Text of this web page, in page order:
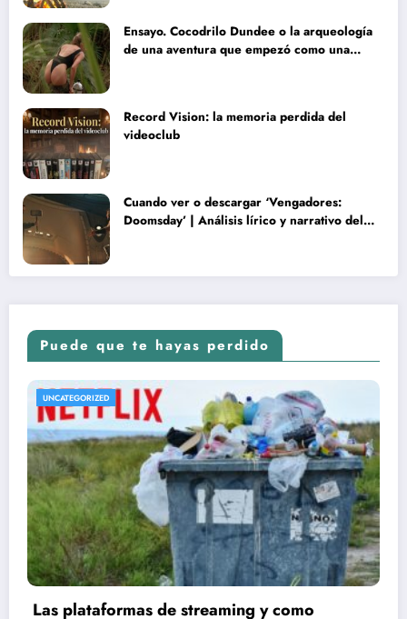
Ensayo. Cocodrilo Dundee o la arqueología
de una aventura que empezó como una
Record Vision: la memoria perdida del
videoclub
Cuando ver o descargar ‘Vengadores:
Doomsday’ | Análisis lírico y narrativo del
Puede que te hayas perdido
UNCATEGORIZED